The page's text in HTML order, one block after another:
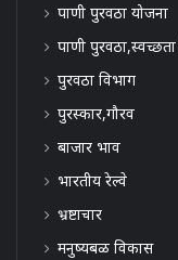
पाणी पुरवठा योजना
पाणी
पुरवठा विभाग
पुरस्कार,गौरव
बाजार भाव
भारतीय रेल्वे
भ्रष्टाचार
मनुष्यबळ विकास